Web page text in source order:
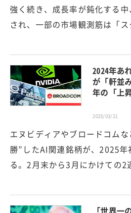
強く続き、成長率が鈍化する
され、一部の市場観測筋は「
2024年あ
が「軒並
年の「上
2025/03/21
エヌビディアやブロードコム
勝”したAI関連銘柄が、2025年
る。2月末から3月にかけての
「世界一